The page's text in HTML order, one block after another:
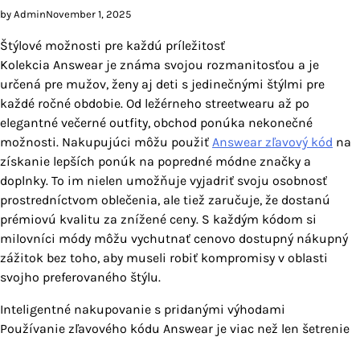
by AdminNovember 1, 2025
Štýlové možnosti pre každú príležitosť
Kolekcia Answear je známa svojou rozmanitosťou a je
určená pre mužov, ženy aj deti s jedinečnými štýlmi pre
každé ročné obdobie. Od ležérneho streetwearu až po
elegantné večerné outfity, obchod ponúka nekonečné
možnosti. Nakupujúci môžu použiť Answear zľavový kód na
získanie lepších ponúk na popredné módne značky a
doplnky. To im nielen umožňuje vyjadriť svoju osobnosť
prostredníctvom oblečenia, ale tiež zaručuje, že dostanú
prémiovú kvalitu za znížené ceny. S každým kódom si
milovníci módy môžu vychutnať cenovo dostupný nákupný
zážitok bez toho, aby museli robiť kompromisy v oblasti
svojho preferovaného štýlu.
Inteligentné nakupovanie s pridanými výhodami
Používanie zľavového kódu Answear je viac než len šetrenie